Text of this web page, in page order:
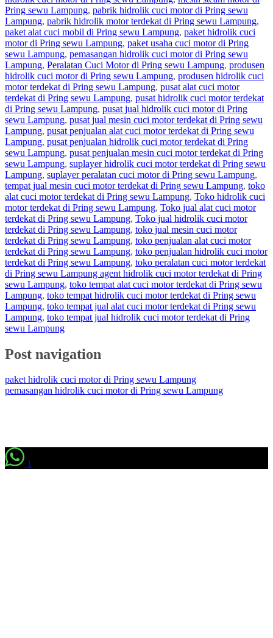
Pring sewu Lampung, pabrik hidrolik cuci motor di Pring sewu
Lampung, pabrik hidrolik motor terdekat di Pring sewu Lampung,
paket alat cuci mobil di Pring sewu Lampung, paket hidrolik cuci
motor di Pring sewu Lampung, paket usaha cuci motor di Pring
sewu Lampung, pemasangan hidrolik cuci motor di Pring sewu
Lampung, Peralatan Cuci Motor di Pring sewu Lampung, produsen
hidrolik cuci motor di Pring sewu Lampung, produsen hidrolik cuci
motor terdekat di Pring sewu Lampung, pusat alat cuci motor
terdekat di Pring sewu Lampung, pusat hidrolik cuci motor terdekat
di Pring sewu Lampung, pusat jual hidrolik cuci motor di Pring
sewu Lampung, pusat jual mesin cuci motor terdekat di Pring sewu
Lampung, pusat penjualan alat cuci motor terdekat di Pring sewu
Lampung, pusat penjualan hidrolik cuci motor terdekat di Pring
sewu Lampung, pusat penjualan mesin cuci motor terdekat di Pring
sewu Lampung, suplayer hidrolik cuci motor terdekat di Pring sewu
Lampung, suplayer peralatan cuci motor di Pring sewu Lampung,
tempat jual mesin cuci motor terdekat di Pring sewu Lampung, toko
alat cuci motor terdekat di Pring sewu Lampung, Toko hidrolik cuci
motor terdekat di Pring sewu Lampung, Toko jual alat cuci motor
terdekat di Pring sewu Lampung, Toko jual hidrolik cuci motor
terdekat di Pring sewu Lampung, toko jual mesin cuci motor
terdekat di Pring sewu Lampung, toko penjualan alat cuci motor
terdekat di Pring sewu Lampung, toko penjualan hidrolik cuci motor
terdekat di Pring sewu Lampung, toko peralatan cuci motor terdekat
di Pring sewu Lampung agent hidrolik cuci motor terdekat di Pring
sewu Lampung, toko tempat alat cuci motor terdekat di Pring sewu
Lampung, toko tempat hidrolik cuci motor terdekat di Pring sewu
Lampung, toko tempat jual alat cuci motor terdekat di Pring sewu
Lampung, toko tempat jual hidrolik cuci motor terdekat di Pring
sewu Lampung
Post navigation
paket hidrolik cuci motor di Pring sewu Lampung
pemasangan hidrolik cuci motor di Pring sewu Lampung
1